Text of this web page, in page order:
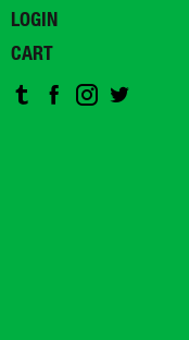
LOGIN
CART